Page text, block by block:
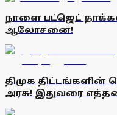
நாளை பட்ஜெட்
ஆலோசனை!
திமுக
அரசு! இதுவரை